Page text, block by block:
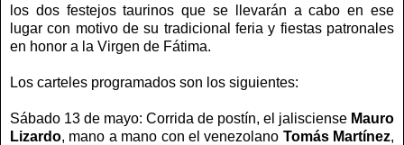
los dos festejos taurinos que se llevarán a cabo en ese
lugar con motivo de su tradicional feria y fiestas patronales
en honor a la Virgen de Fátima.
Los carteles programados son los siguientes:
Sábado 13 de mayo: Corrida de postín, el jalisciense Mauro
Lizardo, mano a mano con el venezolano Tomás Martínez,